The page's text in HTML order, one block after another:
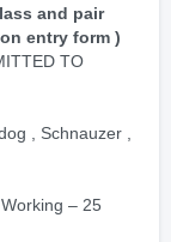
and pair
entry form )
TO
, Schnauzer ,
– 25